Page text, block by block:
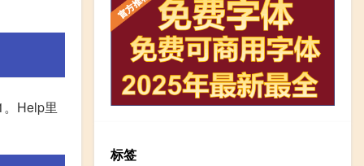
Help里
标签